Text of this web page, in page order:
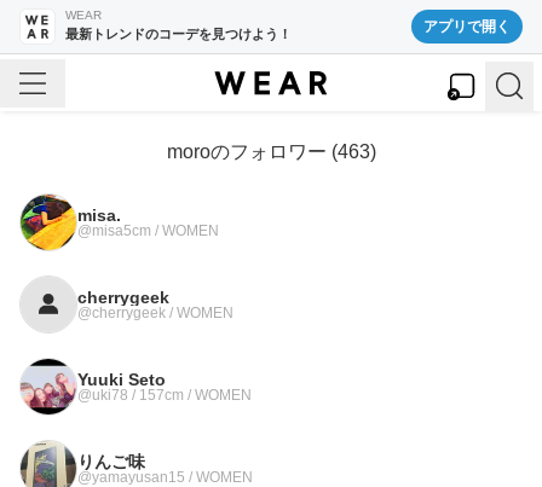
WEAR
最新トレンドのコーデを見つけよう！ アプリで開く
moroのフォロワー (463)
misa.
@misa5cm / WOMEN
cherrygeek
@cherrygeek / WOMEN
Yuuki Seto
@uki78 / 157cm / WOMEN
りんご味
@yamayusan15 / WOMEN